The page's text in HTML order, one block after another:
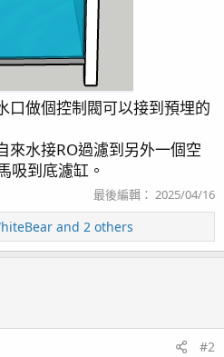
口做個控制閥可以接到預埋的
來水接RO過濾到另外一個空
吸到底濾缸。
最後編輯： 2025/04/16
and 2 others
#2